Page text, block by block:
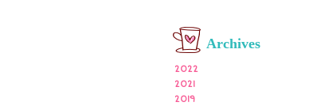
Archives
2022
2021
2019